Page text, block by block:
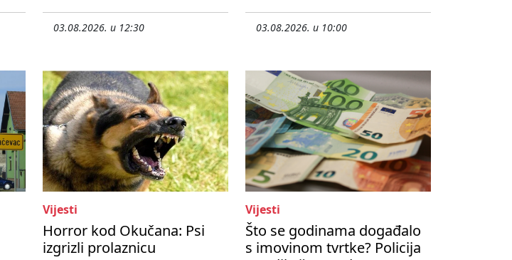
03.08.2026. u 12:30 03.08.2026. u 10:00
Vijesti
Horror kod Okučana: Psi
izgrizli prolaznicu
Vijesti
Što se godinama događalo
s imovinom tvrtke? Policija